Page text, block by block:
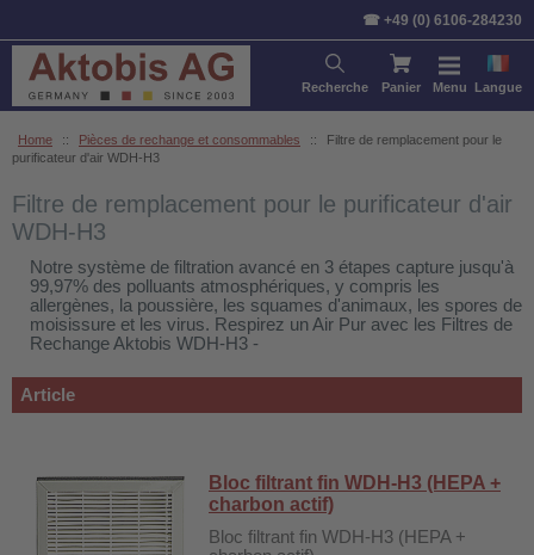
☎ +49 (0) 6106-284230
Recherche Panier Menu Langue
Home :: Pièces de rechange et consommables ::
Filtre de remplacement pour le
purificateur d'air WDH-H3
Filtre de remplacement pour le purificateur d'air
WDH-H3
Notre système de filtration avancé en 3 étapes capture jusqu'à
99,97% des polluants atmosphériques, y compris les
allergènes, la poussière, les squames d'animaux, les spores de
moisissure et les virus. Respirez un Air Pur avec les Filtres de
Rechange Aktobis WDH-H3 -
Article
Article Prix
Bloc filtrant fin WDH-H3 (HEPA +
charbon actif)
Bloc filtrant fin WDH-H3 (HEPA +